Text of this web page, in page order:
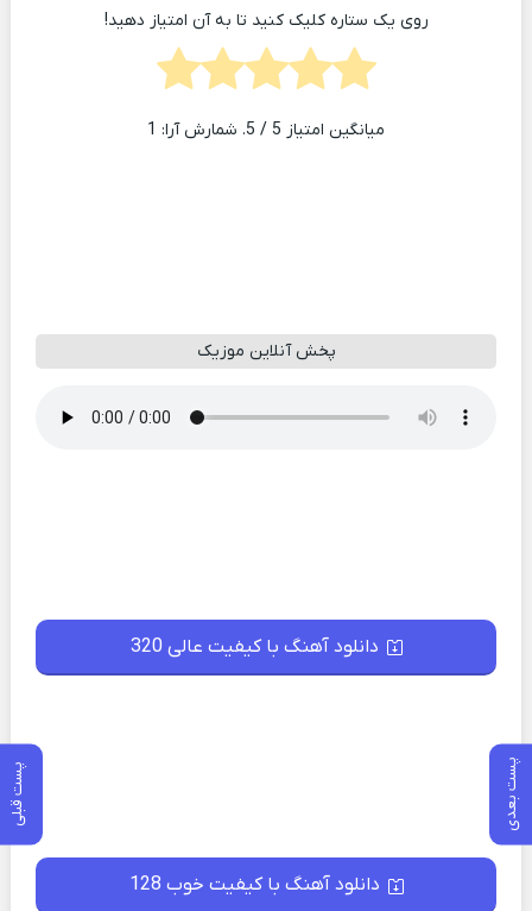
پست بعدی پست قبلی
روی یک ستاره کلیک کنید تا به آن امتیاز دهید!
میانگین امتیاز 5 / 5. شمارش آرا: 1
پخش آنلاین موزیک
دانلود آهنگ با کیفیت عالی 320
دانلود آهنگ با کیفیت خوب 128